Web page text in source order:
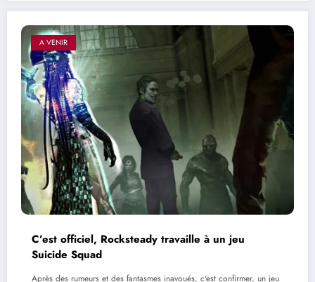
A VENIR
C’est officiel, Rocksteady travaille à un jeu
Suicide Squad
Après des rumeurs et des fantasmes inavoués, c'est confirmer, un jeu